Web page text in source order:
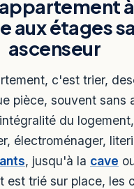
aux étages
ascenseur
c'est trier,
pièce, souvent sans
du
électroménager,
, jusqu'à la cave
est trié sur place, les